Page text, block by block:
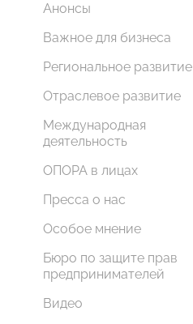
Анонсы
Важное для бизнеса
Региональное развитие
Отраслевое развитие
Международная
деятельность
ОПОРА в лицах
Пресса о нас
Особое мнение
Бюро по защите прав
предпринимателей
Видео